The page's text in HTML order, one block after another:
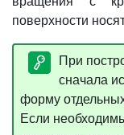
поверхности
При
сначала
форму
Если